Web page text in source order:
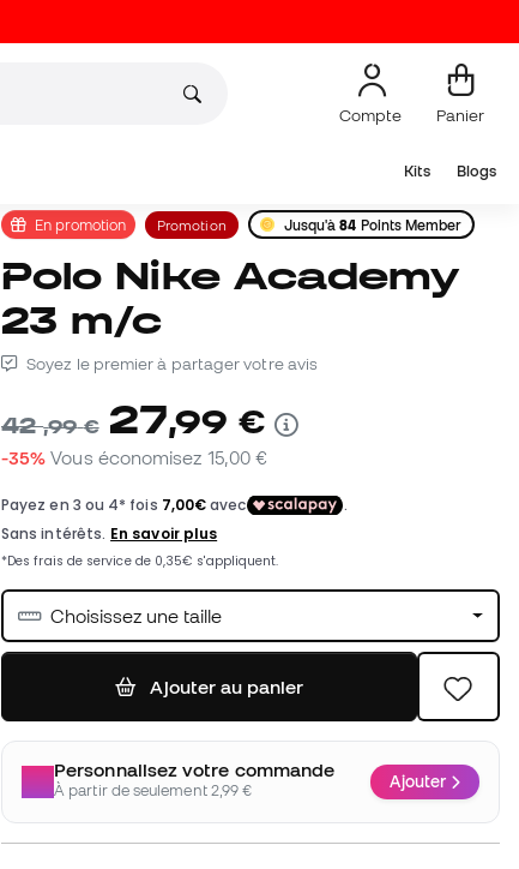
Compte Panier
Kits Blogs
En promotion Promotion Jusqu'à84 Points Member
Polo Nike Academy
23 m/c
Soyez le premier à partager votre avis
42,99 € 27,99 €
-35% Vous économisez 15,00 €
Choisissez une taille
Ajouter au panier
Personnalisez votre commande
À partir de seulement 2,99 € Ajouter